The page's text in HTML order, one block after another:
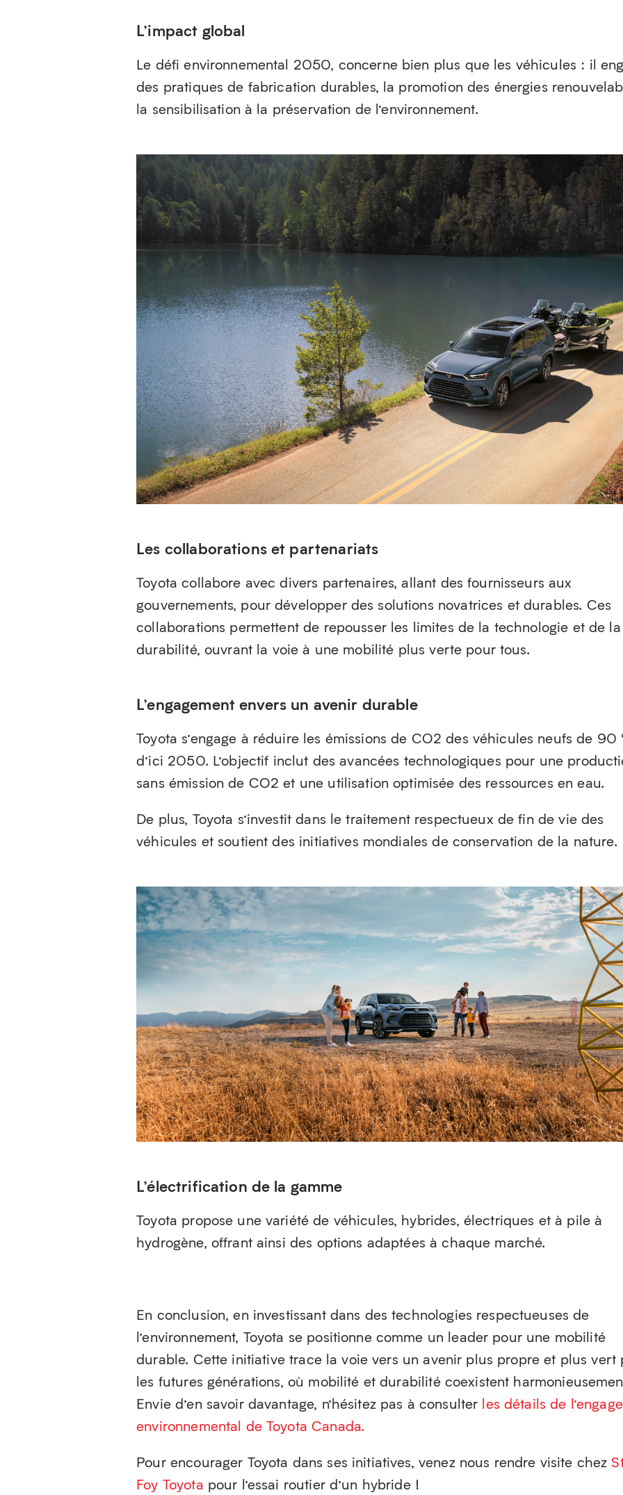
L’impact global
Le défi environnemental 2050, concerne bien plus que les véhicules : il
des pratiques de fabrication durables, la promotion des énergies
la sensibilisation à la préservation de l’environnement.
Les collaborations et partenariats
Toyota collabore avec divers partenaires, allant des fournisseurs aux
gouvernements, pour développer des solutions novatrices et durables. Ces
collaborations permettent de repousser les limites de la technologie et de la
durabilité, ouvrant la voie à une mobilité plus verte pour tous.
L’engagement envers un avenir durable
Toyota s’engage à réduire les émissions de CO2 des véhicules neufs de 90
d’ici 2050. L’objectif inclut des avancées technologiques pour une
sans émission de CO2 et une utilisation optimisée des ressources en eau.
De plus, Toyota s’investit dans le traitement respectueux de fin de vie des
véhicules et soutient des initiatives mondiales de conservation de la nature.
L’électrification de la gamme
Toyota propose une variété de véhicules, hybrides, électriques et à pile à
hydrogène, offrant ainsi des options adaptées à chaque marché.
En conclusion, en investissant dans des technologies respectueuses de
l’environnement, Toyota se positionne comme un leader pour une mobilité
durable. Cette initiative trace la voie vers un avenir plus propre et plus vert
les futures générations, où mobilité et durabilité coexistent
Envie d’en savoir davantage, n’hésitez pas à consulter les détails de
environnemental de Toyota Canada.
Pour encourager Toyota dans ses initiatives, venez nous rendre visite chez
Foy Toyota pour l’essai routier d’un hybride !